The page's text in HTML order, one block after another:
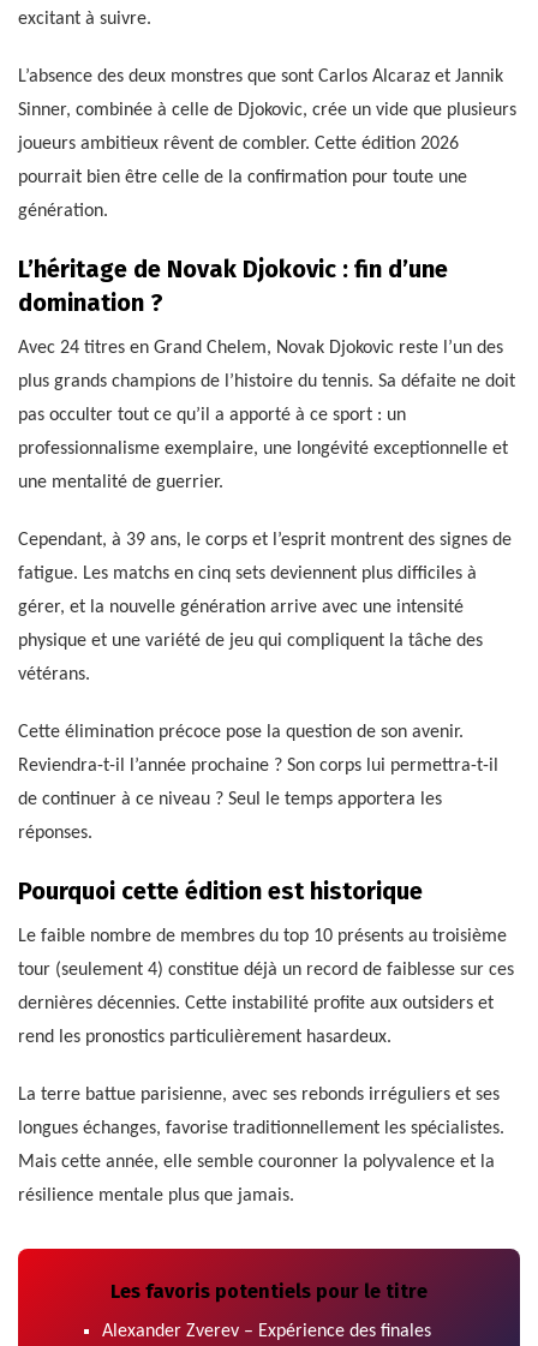
excitant à suivre.
L’absence des deux monstres que sont Carlos Alcaraz et Jannik
Sinner, combinée à celle de Djokovic, crée un vide que plusieurs
joueurs ambitieux rêvent de combler. Cette édition 2026
pourrait bien être celle de la confirmation pour toute une
génération.
L’héritage de Novak Djokovic : fin d’une
domination ?
Avec 24 titres en Grand Chelem, Novak Djokovic reste l’un des
plus grands champions de l’histoire du tennis. Sa défaite ne doit
pas occulter tout ce qu’il a apporté à ce sport : un
professionnalisme exemplaire, une longévité exceptionnelle et
une mentalité de guerrier.
Cependant, à 39 ans, le corps et l’esprit montrent des signes de
fatigue. Les matchs en cinq sets deviennent plus difficiles à
gérer, et la nouvelle génération arrive avec une intensité
physique et une variété de jeu qui compliquent la tâche des
vétérans.
Cette élimination précoce pose la question de son avenir.
Reviendra-t-il l’année prochaine ? Son corps lui permettra-t-il
de continuer à ce niveau ? Seul le temps apportera les
réponses.
Pourquoi cette édition est historique
Le faible nombre de membres du top 10 présents au troisième
tour (seulement 4) constitue déjà un record de faiblesse sur ces
dernières décennies. Cette instabilité profite aux outsiders et
rend les pronostics particulièrement hasardeux.
La terre battue parisienne, avec ses rebonds irréguliers et ses
longues échanges, favorise traditionnellement les spécialistes.
Mais cette année, elle semble couronner la polyvalence et la
résilience mentale plus que jamais.
Les favoris potentiels pour le titre
Alexander Zverev – Expérience des finales